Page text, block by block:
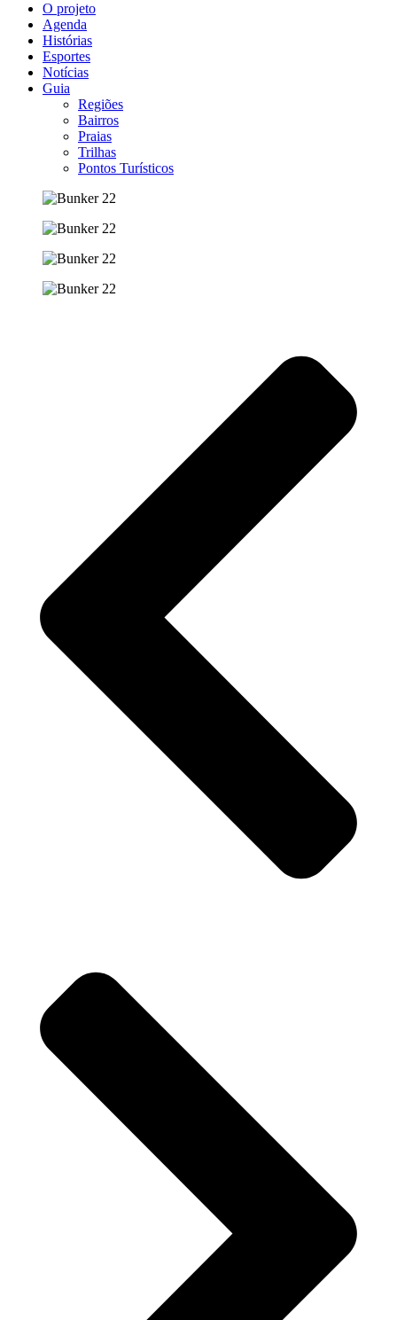
O projeto
Agenda
Histórias
Esportes
Notícias
Guia
Regiões
Bairros
Praias
Trilhas
Pontos Turísticos